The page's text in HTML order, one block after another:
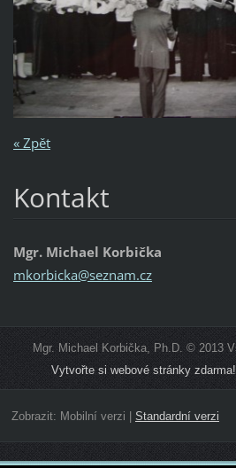
« Zpět
Kontakt
Mgr. Michael Korbička
mkorbicka@seznam.cz
Mgr. Michael Korbička, Ph.D. © 2013
Vytvořte si webové stránky zdarma!
Zobrazit: Mobilní verzi Standardní verzi